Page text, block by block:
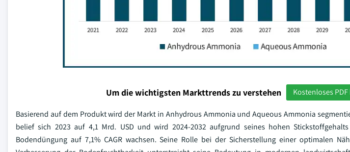
Um die wichtigsten Markttrends zu verstehen Kostenloses
Basierend auf dem Produkt wird der Markt in Anhydrous Ammonia und Aqueous Ammonia
belief sich 2023 auf 4,1 Mrd. USD und wird 2024-2032 aufgrund seines hohen
Bodendüngung auf 7,1% CAGR wachsen. Seine Rolle bei der Sicherstellung einer optimalen